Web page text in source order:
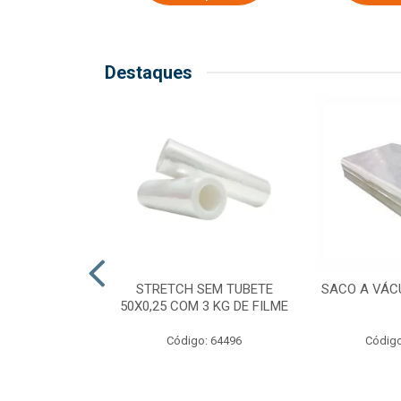
Destaques
STRETCH SEM TUBETE
50X0,25 COM 3 KG DE FILME
Código: 64496
SACO A